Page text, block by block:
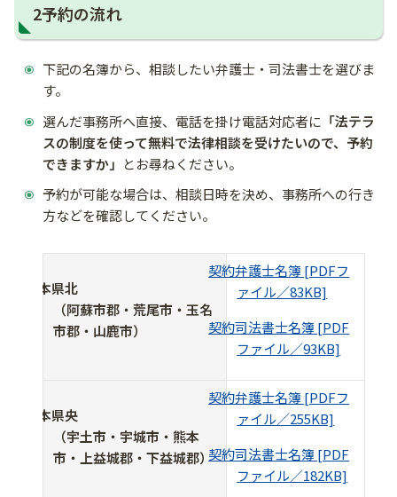
2予約の流れ
下記の名簿から、相談したい弁護士・司法書士を選びま
す。
選んだ事務所へ直接、電話を掛け電話対応者に 「法テラ
スの制度を使って無料で法律相談を受けたいので、予約
できますか」 とお尋ねください。
予約が可能な場合は、相談日時を決め、事務所への行き
方などを確認してください。
熊本県北
（阿蘇市郡・荒尾市・玉名
市郡・山鹿市）
契約弁護士名簿 [PDFフ
ァイル／83KB]
契約司法書士名簿 [PDF
ファイル／93KB]
熊本県央
（宇土市・宇城市・熊本
市・上益城郡・下益城郡）
契約弁護士名簿 [PDFフ
ァイル／255KB]
契約司法書士名簿 [PDF
ファイル／182KB]